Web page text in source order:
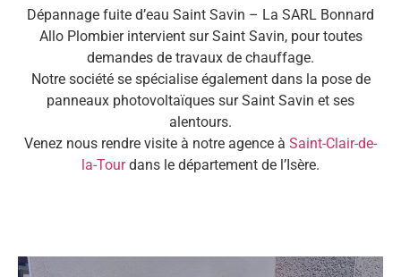
Dépannage fuite d’eau Saint Savin – La SARL Bonnard
Allo Plombier intervient sur Saint Savin, pour toutes
demandes de travaux de chauffage.
Notre société se spécialise également dans la pose de
panneaux photovoltaïques sur Saint Savin et ses
alentours.
Venez nous rendre visite à notre agence à Saint-Clair-de-
la-Tourdans le département de l’Isère.